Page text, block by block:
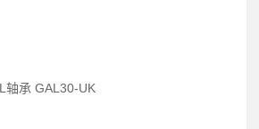
轴承 GAL30-UK